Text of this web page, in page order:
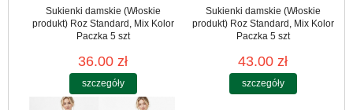
Sukienki damskie (Włoskie
produkt) Roz Standard, Mix Kolor
Paczka 5 szt
36.00 zł
szczegóły
Sukienki damskie (Włoskie
produkt) Roz Standard, Mix Kolor
Paczka 5 szt
43.00 zł
szczegóły